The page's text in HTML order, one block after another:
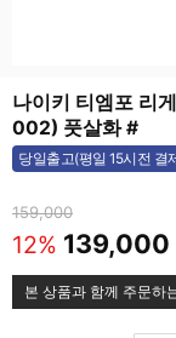
나이키 티엠포 리
002) 풋살화 #
당일출고(평일 15시전 결
159,000
12% 139,000
본 상품과 함께 주문하